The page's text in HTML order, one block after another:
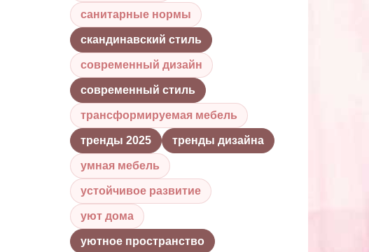
санитарные нормы
скандинавский стиль
современный дизайн
современный стиль
трансформируемая мебель
тренды 2025 тренды дизайна
умная мебель
устойчивое развитие
уют дома
уютное пространство